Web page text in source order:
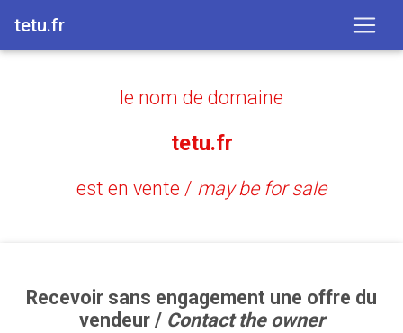
tetu.fr
le nom de domaine
tetu.fr
est en vente / may be for sale
Recevoir sans engagement une offre du
vendeur / Contact the owner